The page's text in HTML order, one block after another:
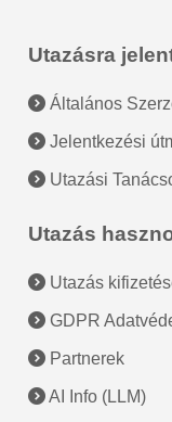
Utazásra
Általános
Jelentkezési
Utazási
Utazás
Utazás
GDPR
Partnerek
AI Info (LLM)